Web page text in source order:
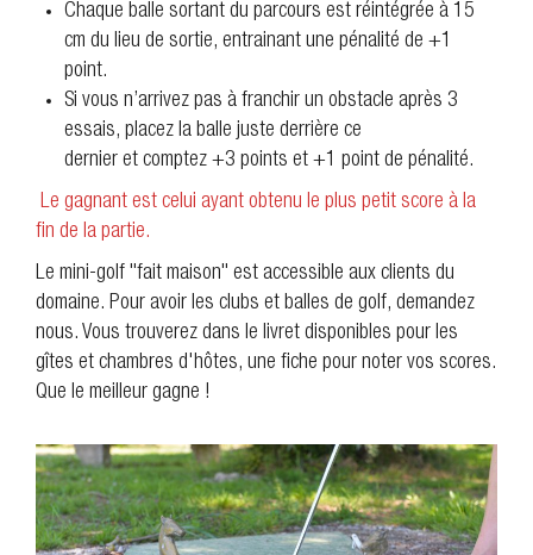
Chaque balle sortant du parcours est réintégrée à 15
cm du lieu de sortie, entrainant une pénalité de +1
point.
Si vous n’arrivez pas à franchir un obstacle après 3
essais, placez la balle juste derrière ce
dernier et comptez +3 points et +1 point de pénalité.
Le gagnant est celui ayant obtenu le plus petit score à la
fin de la partie.
Le mini-golf "fait maison" est accessible aux clients du
domaine. Pour avoir les clubs et balles de golf, demandez
nous. Vous trouverez dans le livret disponibles pour les
gîtes et chambres d'hôtes, une fiche pour noter vos scores.
Que le meilleur gagne !